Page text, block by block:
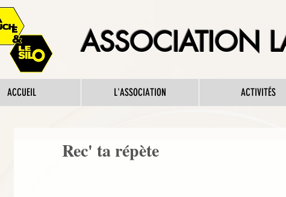
ASSOCIATION
Rec' ta répète
ACCUEIL L'ASSOCIATION ACTIVITÉS